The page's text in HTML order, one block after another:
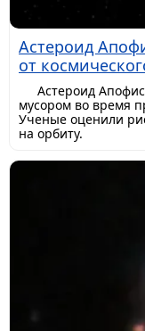
Астероид
от
Астероид
мусором во время
Ученые оценили
на орбиту.